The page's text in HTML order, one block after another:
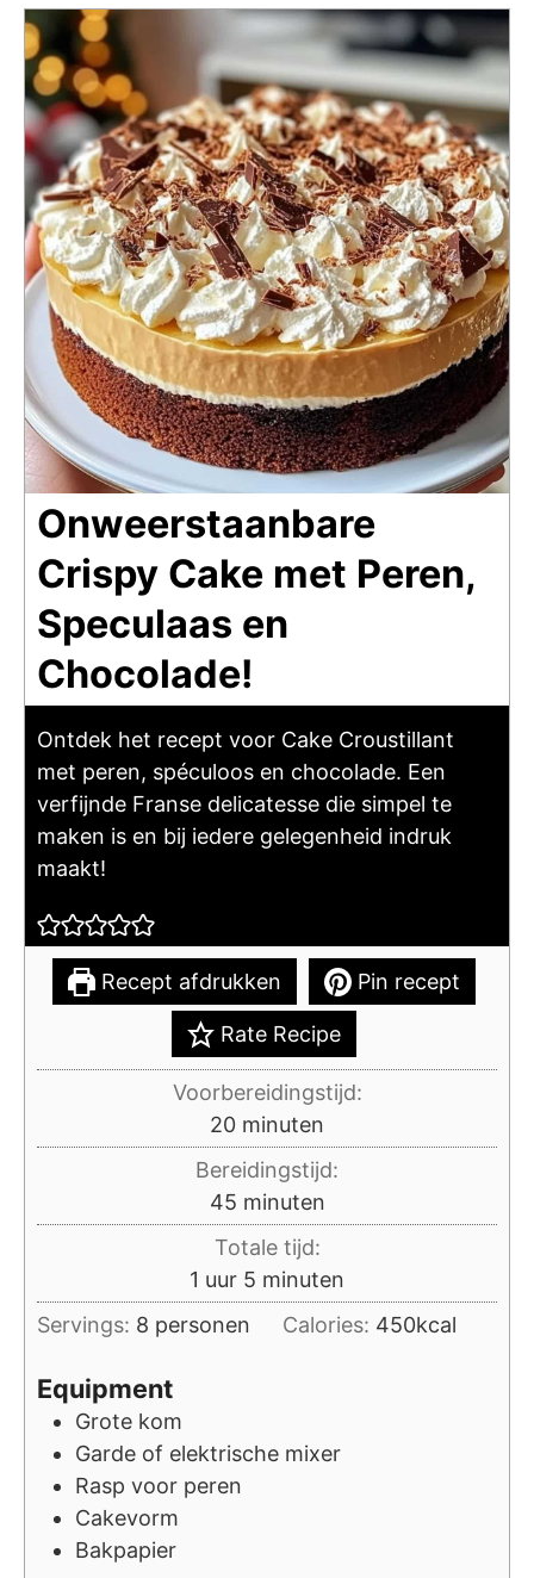
Onweerstaanbare
Crispy Cake met Peren,
Speculaas en
Chocolade!
Ontdek het recept voor Cake Croustillant
met peren, spéculoos en chocolade. Een
verfijnde Franse delicatesse die simpel te
maken is en bij iedere gelegenheid indruk
maakt!
Recept afdrukken Pin recept
Rate Recipe
Voorbereidingstijd:
20minuten
minuten
Bereidingstijd:
45minuten
minuten
Totale tijd:
1 uur
uur 5 minuten
minuten
Servings: 8 personen Calories: 450kcal
Equipment
Grote kom
Garde of elektrische mixer
Rasp voor peren
Cakevorm
Bakpapier